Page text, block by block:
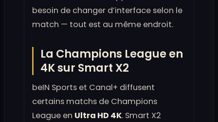
besoin de changer d’interface selon le
match — tout est au même endroit.
La Champions League en
4K sur Smart X2
beIN Sports et Canal+ diffusent
certains matchs de Champions
League en Ultra HD 4K. Smart X2